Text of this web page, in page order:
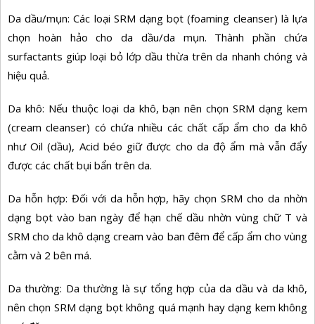
Da dầu/mụn: Các loại SRM dạng bọt (foaming cleanser) là lựa
chọn hoàn hảo cho da dầu/da mụn. Thành phần chứa
surfactants giúp loại bỏ lớp dầu thừa trên da nhanh chóng và
hiệu quả.
Da khô: Nếu thuộc loại da khô, bạn nên chọn SRM dạng kem
(cream cleanser) có chứa nhiều các chất cấp ẩm cho da khô
như Oil (dầu), Acid béo giữ được cho da độ ẩm mà vẫn đẩy
được các chất bụi bẩn trên da.
Da hỗn hợp: Đối với da hỗn hợp, hãy chọn SRM cho da nhờn
dạng bọt vào ban ngày để hạn chế dầu nhờn vùng chữ T và
SRM cho da khô dạng cream vào ban đêm để cấp ẩm cho vùng
cằm và 2 bên má.
Da thường: Da thường là sự tổng hợp của da dầu và da khô,
nên chọn SRM dạng bọt không quá mạnh hay dạng kem không